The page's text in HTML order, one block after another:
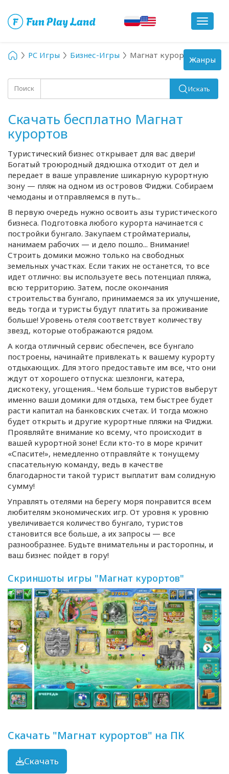
Toggle
PC Игры Бизнес-Игры Магнат курортов
Поиск Искать
Скачать бесплатно Магнат
курортов
Туристический бизнес открывает для вас двери!
Богатый троюродный дядюшка отходит от дел и
передает в ваше управление шикарную курортную
зону — пляж на одном из островов Фиджи. Собираем
чемоданы и отправляемся в путь...
В первую очередь нужно освоить азы туристического
бизнеса. Подготовка любого курорта начинается с
постройки бунгало. Закупаем стройматериалы,
нанимаем рабочих — и дело пошло... Внимание!
Строить домики можно только на свободных
земельных участках. Если таких не останется, то все
идет отлично: вы используете весь потенциал пляжа,
всю территорию. Затем, после окончания
строительства бунгало, принимаемся за их улучшение,
ведь тогда и туристы будут платить за проживание
больше! Уровень отеля соответствует количеству
звезд, которые отображаются рядом.
А когда отличный сервис обеспечен, все бунгало
построены, начинайте привлекать к вашему курорту
отдыхающих. Для этого предоставьте им все, что они
ждут от хорошего отпуска: шезлонги, катера,
дискотеку, угощения... Чем больше туристов выберут
именно ваши домики для отдыха, тем быстрее будет
расти капитал на банковских счетах. И тогда можно
будет открыть и другие курортные пляжи на Фиджи.
Проявляйте внимание ко всему, что происходит в
вашей курортной зоне! Если кто-то в море кричит
«Спасите!», немедленно отправляйте к тонущему
спасательную команду, ведь в качестве
благодарности такой турист выплатит вам солидную
сумму!
Управлять отелями на берегу моря понравится всем
любителям экономических игр. От уровня к уровню
увеличивается количество бунгало, туристов
становится все больше, а их запросы — все
разнообразнее. Будьте внимательны и расторопны, и
ваш бизнес пойдет в гору!
Скриншоты игры "Магнат курортов"
Скачать "Магнат курортов" на ПК
Скачать
Toggle
navigation
Жанры